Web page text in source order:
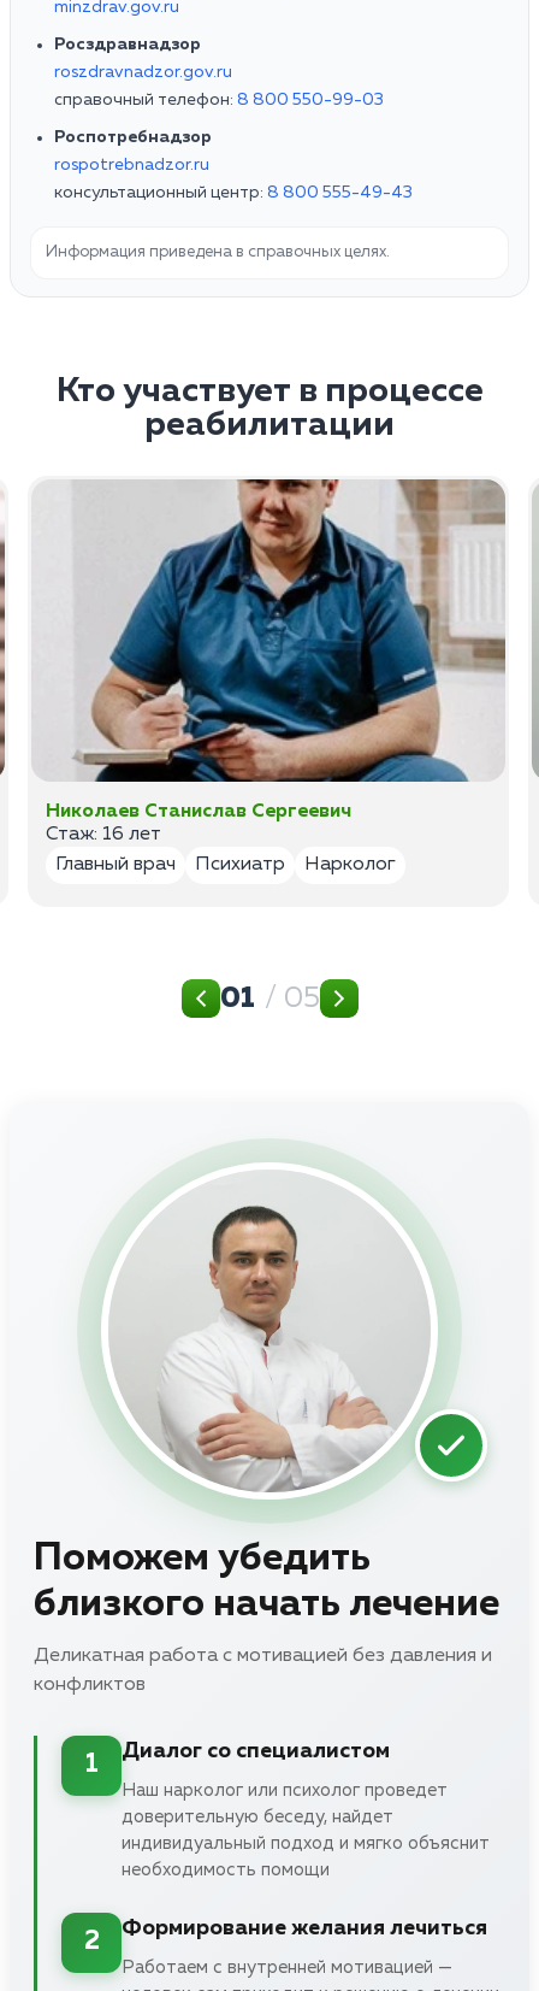
minzdrav.gov.ru
Росздравнадзор
roszdravnadzor.gov.ru
справочный телефон: 8 800 550-99-03
Роспотребнадзор
rospotrebnadzor.ru
консультационный центр: 8 800 555-49-43
Информация приведена в справочных целях.
Кто участвует в процессе
реабилитации
Николаев Станислав Сергеевич
Стаж: 16 лет
Главный врач
Психиатр Нарколог
01 / 05
Поможем убедить
близкого начать лечение
Деликатная работа с мотивацией без давления и
конфликтов
1
Диалог со специалистом
Наш нарколог или психолог проведет
доверительную беседу, найдет
индивидуальный подход и мягко объяснит
необходимость помощи
2
Формирование желания лечиться
Работаем с внутренней мотивацией —